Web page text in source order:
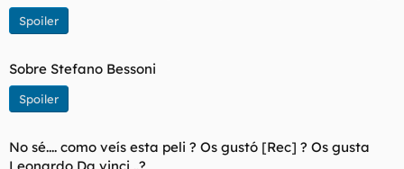
Spoiler
Sobre Stefano Bessoni
Spoiler
No sé.... como veís esta peli ? Os gustó [Rec] ? Os gusta